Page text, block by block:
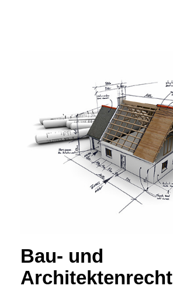
Bau- und
Architektenrecht